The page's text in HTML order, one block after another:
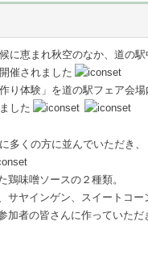
に恵まれ秋空のなか、道の
催されました
り体験」を道の駅フェア会
した
多くの方に並んでいただき、
味噌ソースの２種類。
ヤインゲン、スイートコー
加者の皆さんに作っていただ